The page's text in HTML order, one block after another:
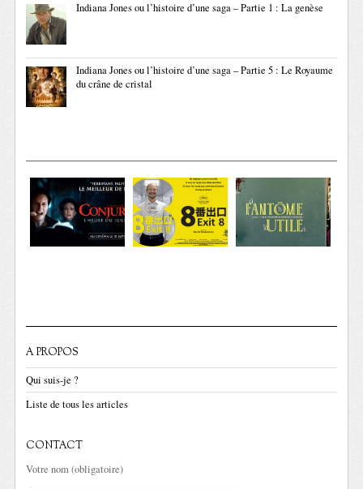
Indiana Jones ou l’histoire d’une saga – Partie 1 : La genèse
Indiana Jones ou l’histoire d’une saga – Partie 5 : Le Royaume
du crâne de cristal
A PROPOS
Qui suis-je ?
Liste de tous les articles
CONTACT
Votre nom (obligatoire)